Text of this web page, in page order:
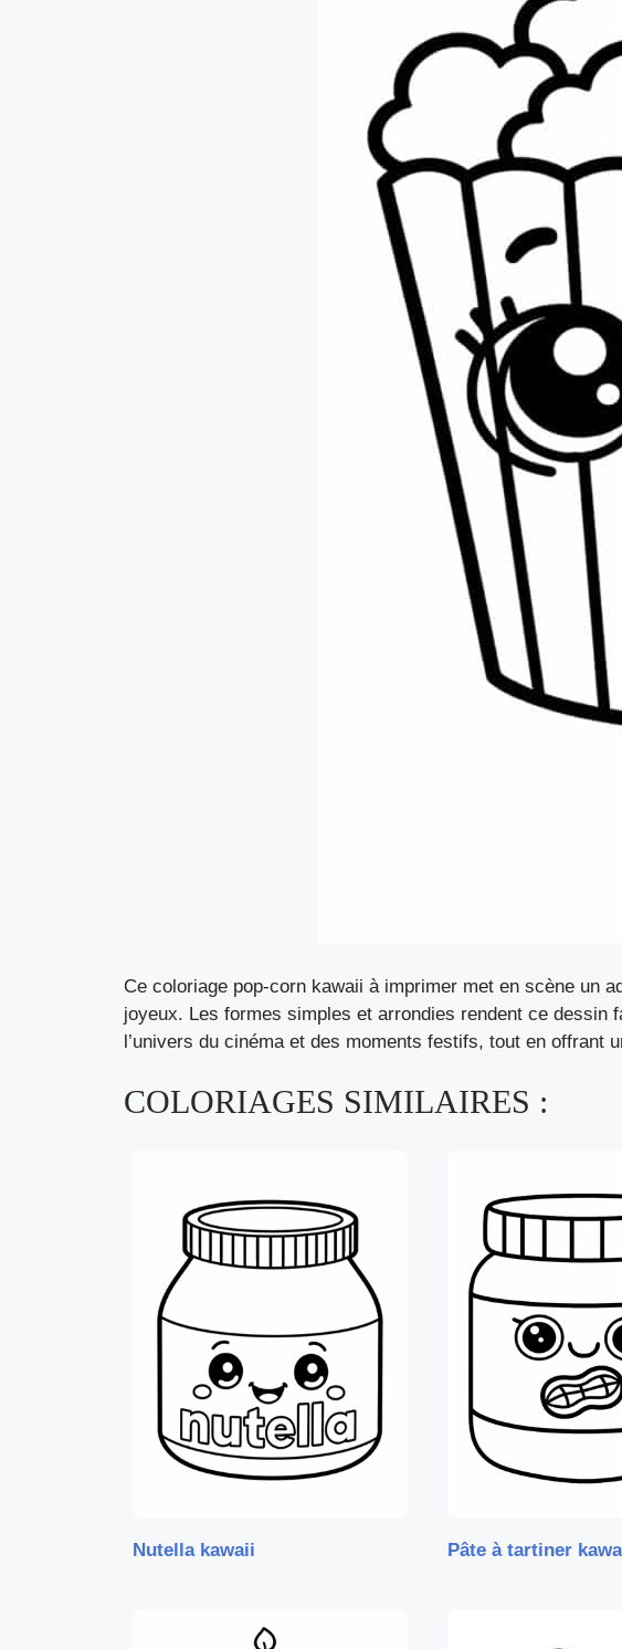
Ce coloriage pop-corn kawaii à imprimer met en scène un
joyeux. Les formes simples et arrondies rendent ce dessin
l’univers du cinéma et des moments festifs, tout en offrant
COLORIAGES SIMILAIRES :
Nutella kawaii Pâte à tartiner